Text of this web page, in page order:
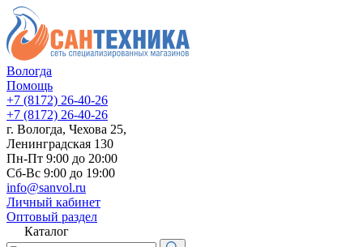
Вологда
Помощь
+7 (8172) 26-40-26
+7 (8172) 26-40-26
г. Вологда, Чехова 25,
Ленинградская 130
Пн-Пт 9:00 до 20:00
Сб-Вс 9:00 до 19:00
info@sanvol.ru
Личный кабинет
Оптовый раздел
Каталог